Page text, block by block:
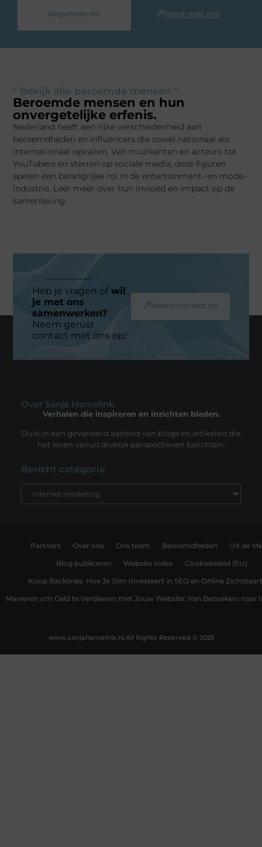
Registreer nu Praat met ons
" Bekijk alle beroemde mensen "
Beroemde mensen en hun
onvergetelijke erfenis.
Nederland heeft een rijke verscheidenheid aan
beroemdheden en influencers die zowel nationaal als
internationaal opvallen. Van muzikanten en acteurs tot
YouTubers en sterren op sociale media, deze figuren
spelen een belangrijke rol in de entertainment- en mode-
industrie. Leer meer over hun invloed en impact op de
samenleving.
Heb je vragen ofwil
je met ons
samenwerken?
Neem gerust
contact met ons op!
Neem contact op
Over Sanja Hamelink
Verhalen die inspireren en inzichten bieden.
Duik in een gevarieerd aanbod van blogs en artikelen die
het leven vanuit diverse perspectieven belichten.
Bericht categorie
Partners Over ons Ons team Beroemdheden Uit de
Blog publiceren Website index Cookiebeleid (EU)
Koop Backlinks: Hoe Je Slim Investeert in SEO en Online
Manieren om Geld te Verdienen met Jouw Website: Van Bezoekers naar
All Rights Reserved © 2025
www.sanjahamelink.nl.